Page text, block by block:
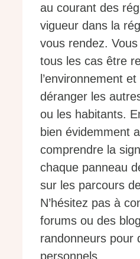
au courant des
vigueur dans la
vous rendez.
tous les cas être
l’environnement
déranger les
ou les habitants.
bien évidemment
comprendre la
chaque panneau
sur les parcours
N’hésitez pas à
forums ou des
randonneurs pour
personnels.